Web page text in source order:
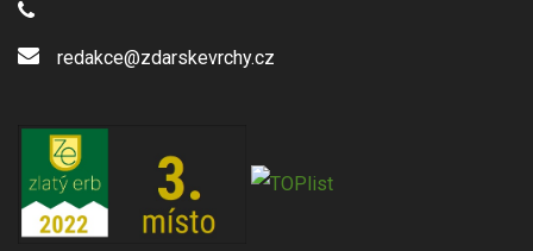
redakce@zdarskevrchy.cz